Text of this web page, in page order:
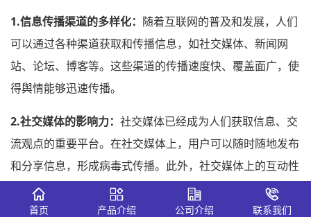
1.信息传播渠道的多样化： 随着互联网的普及和发展，人们
可以通过各种渠道获取和传播信息，如社交媒体、新闻网
站、论坛、博客等。这些渠道的传播速度快、覆盖面广，使
得舆情能够迅速传播。
2.社交媒体的影响力： 社交媒体已经成为人们获取信息、交
流观点的重要平台。在社交媒体上，用户可以随时随地发布
和分享信息，形成病毒式传播。此外，社交媒体上的互动性
也使得舆情传播更加迅速。
首页 产品介绍 公司介绍 联系我们